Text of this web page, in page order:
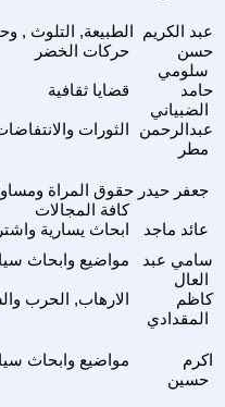
الطبيعة, التلوث ,
حركات الخضر
عبد الكريم
حسن
سلومي
قضايا ثقافية
حامد
الضبياني
الثورات
عبدالرحمن
مطر
حقوق المراة
كافة المجالات
جعفر حيدر
ابحاث يسارية عائد ماجد
مواضيع وابحاث
سامي عبد
العال
الارهاب, الحرب
كاظم
المقدادي
مواضيع وابحاث
اكرم
حسين